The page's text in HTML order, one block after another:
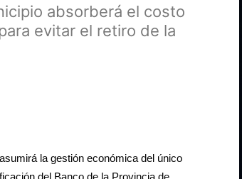
absorberá el costo
evitar el retiro de la
la gestión económica del único